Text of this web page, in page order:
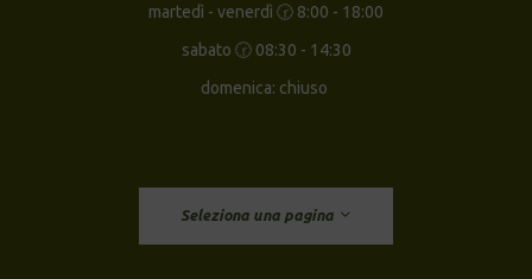
martedì - venerdì 🕝 8:00 - 18:00
sabato 🕝 08:30 - 14:30
domenica: chiuso
Seleziona una pagina